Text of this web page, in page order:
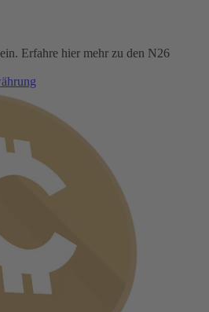
Erfahre hier mehr zu den N26